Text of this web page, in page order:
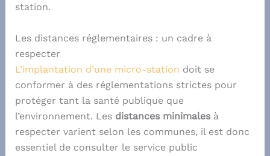
station.
Les distances réglementaires : un cadre à
respecter
L’implantation d’une micro-station doit se
conformer à des réglementations strictes pour
protéger tant la santé publique que
l’environnement. Les distances minimalesà
respecter varient selon les communes, il est donc
essentiel de consulter le service public